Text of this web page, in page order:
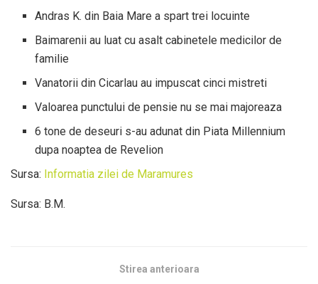
Andras K. din Baia Mare a spart trei locuinte
Baimarenii au luat cu asalt cabinetele medicilor de
familie
Vanatorii din Cicarlau au impuscat cinci mistreti
Valoarea punctului de pensie nu se mai majoreaza
6 tone de deseuri s-au adunat din Piata Millennium
dupa noaptea de Revelion
Sursa: Informatia zilei de Maramures
Sursa: B.M.
Stirea anterioara